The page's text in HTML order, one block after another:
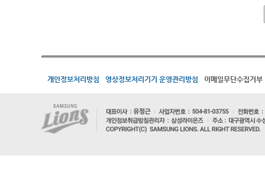
개인정보처리방침 영상정보처리기기 운영관리방침 이메일무단수집거부